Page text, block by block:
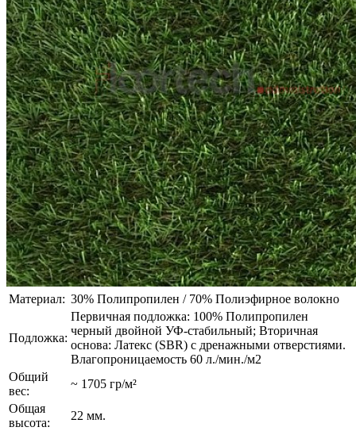
Материал: 30% Полипропилен / 70% Полиэфирное волокно
Подложка:
Первичная подложка: 100% Полипропилен
черный двойной УФ-стабильный; Вторичная
основа: Латекс (SBR) с дренажными отверстиями.
Влагопроницаемость 60 л./мин./м2
Общий
вес:
~ 1705 гр/м²
Общая
высота:
22 мм.